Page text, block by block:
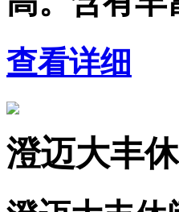
查看详细
澄迈大丰